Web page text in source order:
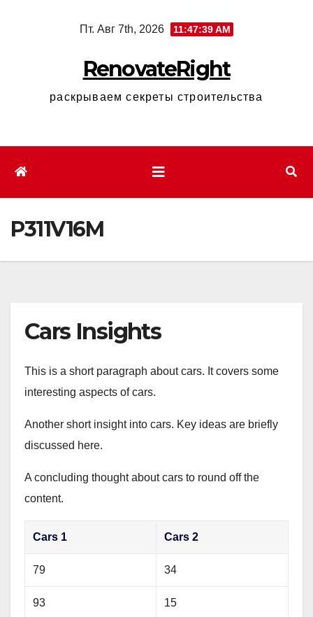
Пт. Авг 7th, 2026 11:47:40 AM
RenovateRight
раскрываем секреты строительства
P311V16M
Cars Insights
This is a short paragraph about cars. It covers some
interesting aspects of cars.
Another short insight into cars. Key ideas are briefly
discussed here.
A concluding thought about cars to round off the
content.
Cars 1 Cars 2
79 34
93 15